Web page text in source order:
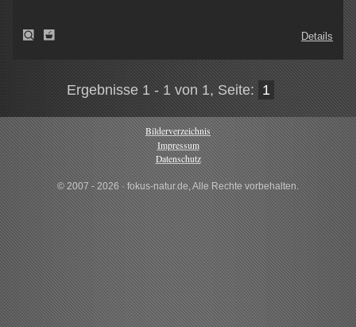
Details
Ergebnisse 1 - 1 von 1, Seite: 1
Bilderverzeichnis
Impressum
Datenschutz
© 2007 - 2026 · fokus-natur.de, Alle Rechte vorbehalten.